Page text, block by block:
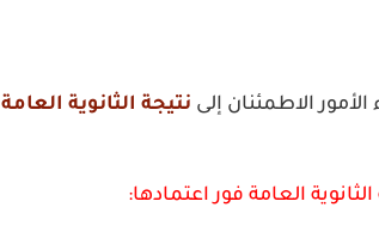
الاطمئنان إلى نتيجة الثانوية العامة
العامة فور اعتمادها: